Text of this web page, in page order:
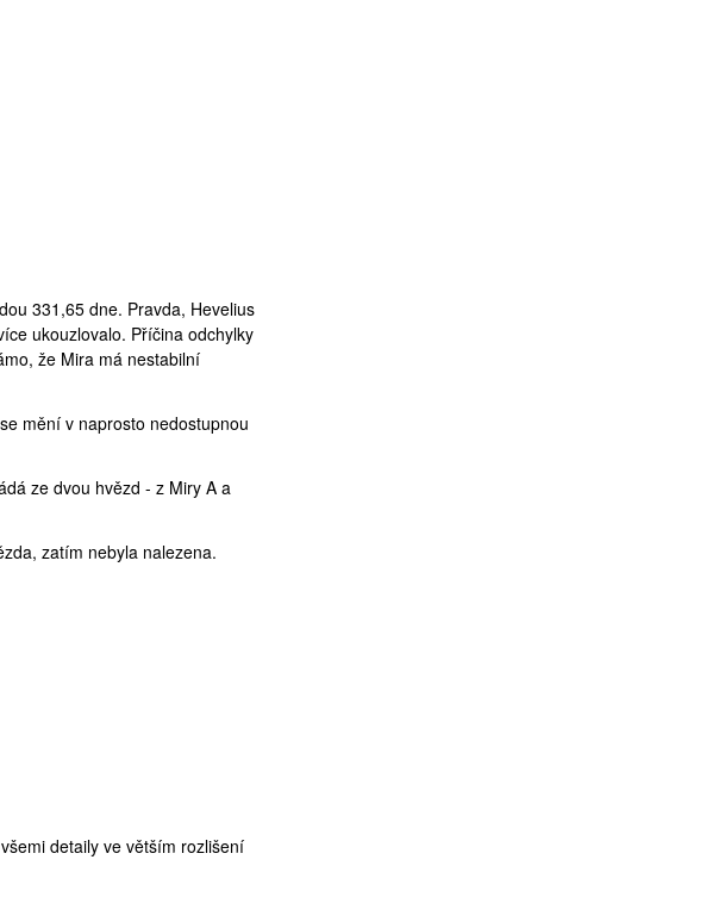
331,65 dne. Pravda, Hevelius
ukouzlovalo. Příčina odchylky
že Mira má nestabilní
mění v naprosto nedostupnou
ze dvou hvězd - z Miry A a
zatím nebyla nalezena.
detaily ve větším rozlišení